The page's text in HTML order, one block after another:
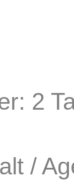
2
/